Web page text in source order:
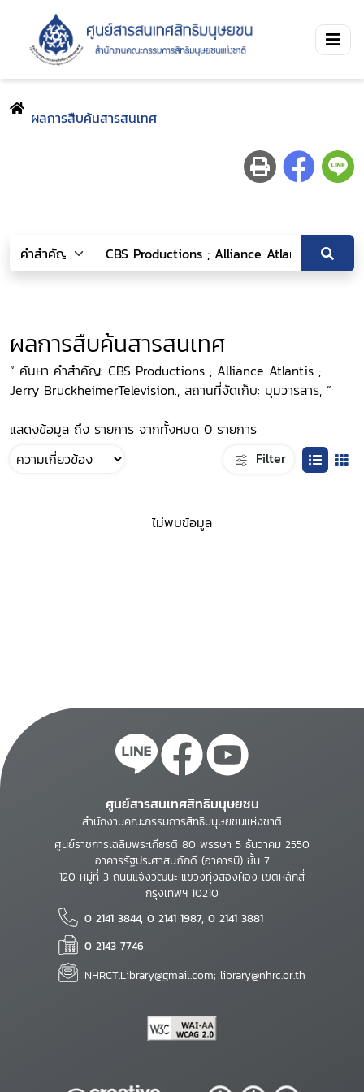
ผลการสืบค้นสารสนเทศ
ผลการสืบค้นสารสนเทศ
“ ค้นหา คำสำคัญ: CBS Productions ; Alliance Atlantis ;
Jerry BruckheimerTelevision., สถานที่จัดเก็บ: มุมวารสาร, ”
แสดงข้อมูล ถึง รายการ จากทั้งหมด 0 รายการ
Filter
ไม่พบข้อมูล
ศูนย์สารสนเทศสิทธิมนุษยชน
สำนักงานคณะกรรมการสิทธิมนุษยชนแห่งชาติ
ศูนย์ราชการเฉลิมพระเกียรติ 80 พรรษา 5 ธันวาคม 2550
อาคารรัฐประศาสนภักดี (อาคารบี) ชั้น 7
120 หมู่ที่ 3 ถนนแจ้งวัฒนะ แขวงทุ่งสองห้อง เขตหลักสี่
กรุงเทพฯ 10210
0 2141 3844, 0 2141 1987, 0 2141 3881
0 2143 7746
NHRCT.Library@gmail.com; library@nhrc.or.th